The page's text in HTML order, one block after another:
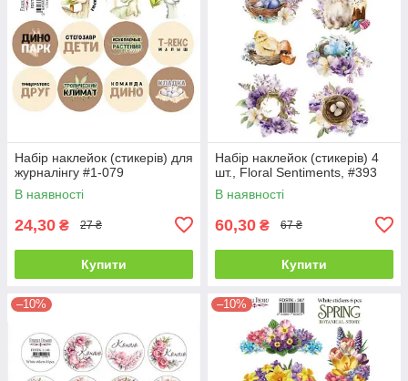
Набір наклейок (стикерів) для
журналінгу #1-079
В наявності
24,30 ₴ 27 ₴
Купити
Набір наклейок (стикерів) 4
шт., Floral Sentiments, #393
В наявності
60,30 ₴ 67 ₴
Купити
–10% –10%